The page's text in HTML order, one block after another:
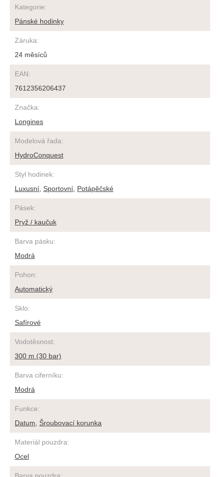
Kategorie:
Pánské hodinky
Záruka:
24 měsíců
EAN:
7612356206437
Značka:
Longines
Modelová řada:
HydroConquest
Styl hodinek:
Luxusní Sportovní Potápěčské
Pásek:
Pryž / kaučuk
Barva pásku:
Modrá
Pohon:
Automatický
Sklo:
Safírové
Vodotěsnost:
300 m (30 bar)
Barva ciferníku:
Modrá
Funkce:
Datum
Šroubovací korunka
Materiál pouzdra:
Ocel